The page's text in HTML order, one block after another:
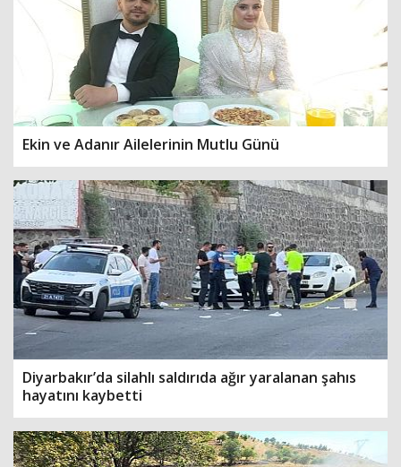
Ekin ve Adanır Ailelerinin Mutlu Günü
Diyarbakır’da silahlı saldırıda ağır yaralanan şahıs
hayatını kaybetti